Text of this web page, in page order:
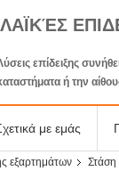
ΛΑΪΚΈΣ
επίδειξης
ή την
με εμάς
εξαρτημάτων
Στάση